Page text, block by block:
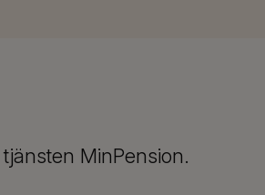
MinPension.